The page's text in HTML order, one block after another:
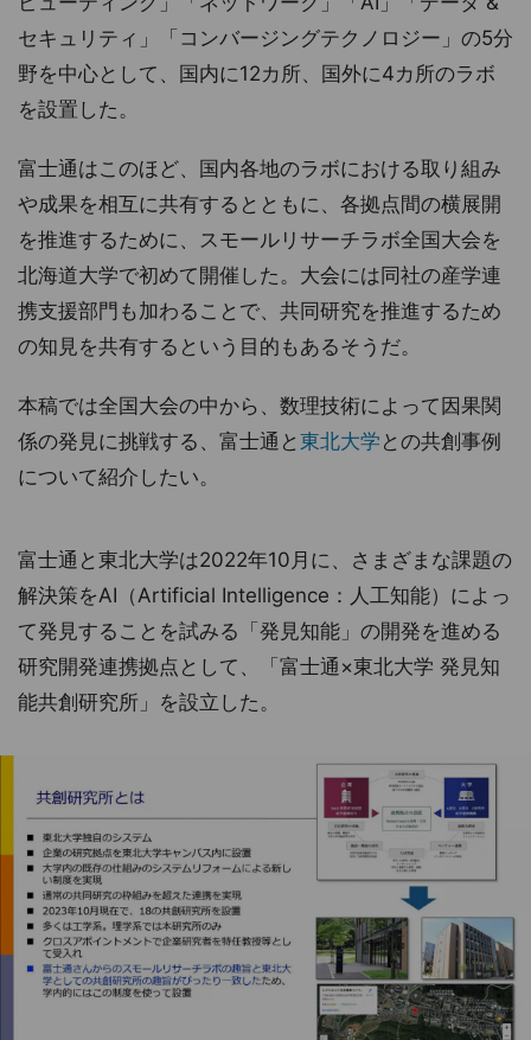
セキュリティ」「コンバージングテクノロジー」の5分
野を中心として、国内に12カ所、国外に4カ所のラボ
を設置した。
富士通はこのほど、国内各地のラボにおける取り組み
や成果を相互に共有するとともに、各拠点間の横展開
を推進するために、スモールリサーチラボ全国大会を
北海道大学で初めて開催した。大会には同社の産学連
携支援部門も加わることで、共同研究を推進するため
の知見を共有するという目的もあるそうだ。
本稿では全国大会の中から、数理技術によって因果関
係の発見に挑戦する、富士通と 東北大学 との共創事例
について紹介したい。
富士通と東北大学は2022年10月に、さまざまな課題の
解決策をAI（Artificial Intelligence：人工知能）によっ
て発見することを試みる「発見知能」の開発を進める
研究開発連携拠点として、「富士通×東北大学 発見知
能共創研究所」を設立した。